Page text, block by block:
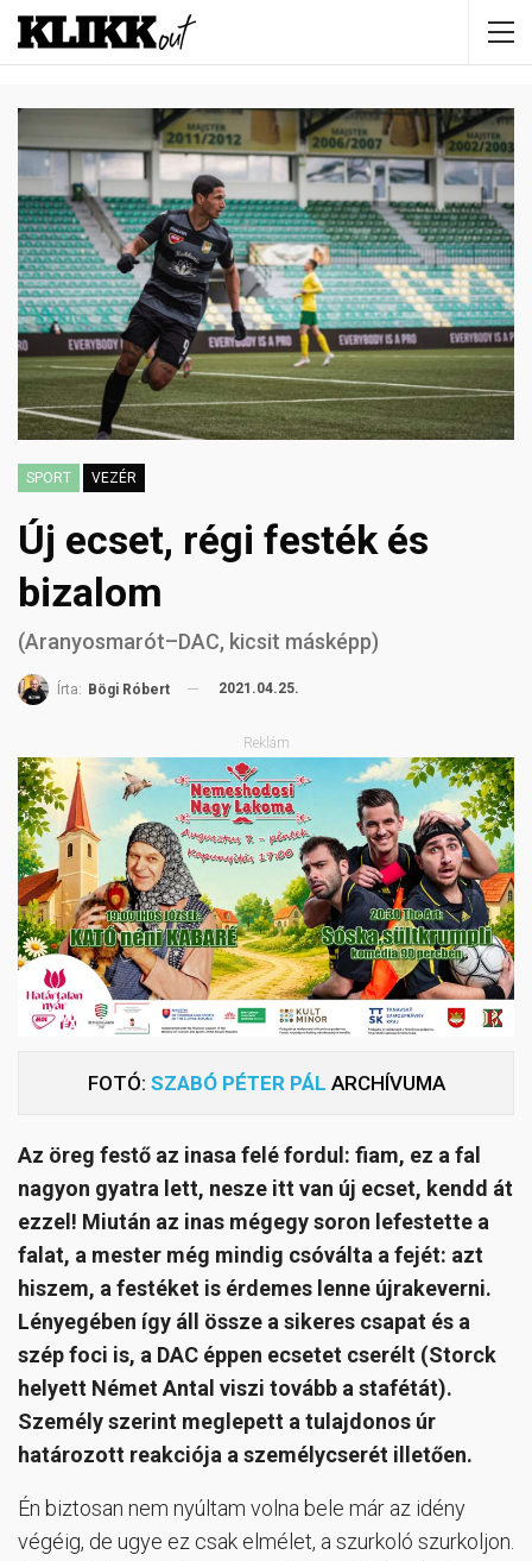
SPORT VEZÉR
Új ecset, régi festék és
bizalom
(Aranyosmarót–DAC, kicsit másképp)
Írta: Bögi Róbert 2021.04.25.
Reklám
FOTÓ: SZABÓ PÉTER PÁL ARCHÍVUMA
Az öreg festő az inasa felé fordul: fiam, ez a fal
nagyon gyatra lett, nesze itt van új ecset, kendd át
ezzel! Miután az inas mégegy soron lefestette a
falat, a mester még mindig csóválta a fejét: azt
hiszem, a festéket is érdemes lenne újrakeverni.
Lényegében így áll össze a sikeres csapat és a
szép foci is, a DAC éppen ecsetet cserélt (Storck
helyett Német Antal viszi tovább a stafétát).
Személy szerint meglepett a tulajdonos úr
határozott reakciója a személycserét illetően.
Én biztosan nem nyúltam volna bele már az idény
végéig, de ugye ez csak elmélet, a szurkoló szurkoljon.